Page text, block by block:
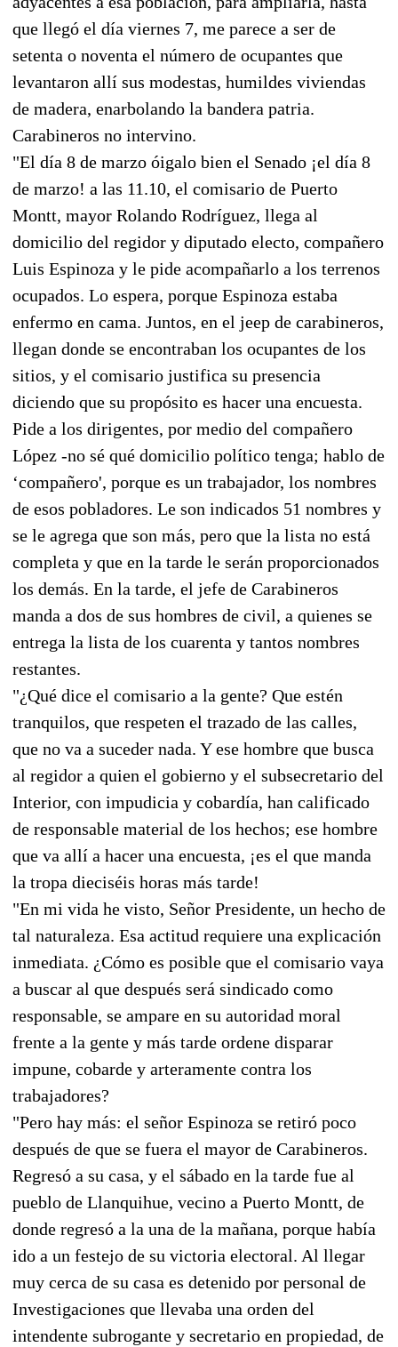
que llegó el día viernes 7, me parece a ser de
setenta o noventa el número de ocupantes que
levantaron allí sus modestas, humildes viviendas
de madera, enarbolando la bandera patria.
Carabineros no intervino.
"El día 8 de marzo óigalo bien el Senado ¡el día 8
de marzo! a las 11.10, el comisario de Puerto
Montt, mayor Rolando Rodríguez, llega al
domicilio del regidor y diputado electo, compañero
Luis Espinoza y le pide acompañarlo a los terrenos
ocupados. Lo espera, porque Espinoza estaba
enfermo en cama. Juntos, en el jeep de carabineros,
llegan donde se encontraban los ocupantes de los
sitios, y el comisario justifica su presencia
diciendo que su propósito es hacer una encuesta.
Pide a los dirigentes, por medio del compañero
López -no sé qué domicilio político tenga; hablo de
‘compañero', porque es un trabajador, los nombres
de esos pobladores. Le son indicados 51 nombres y
se le agrega que son más, pero que la lista no está
completa y que en la tarde le serán proporcionados
los demás. En la tarde, el jefe de Carabineros
manda a dos de sus hombres de civil, a quienes se
entrega la lista de los cuarenta y tantos nombres
restantes.
"¿Qué dice el comisario a la gente? Que estén
tranquilos, que respeten el trazado de las calles,
que no va a suceder nada. Y ese hombre que busca
al regidor a quien el gobierno y el subsecretario del
Interior, con impudicia y cobardía, han calificado
de responsable material de los hechos; ese hombre
que va allí a hacer una encuesta, ¡es el que manda
la tropa dieciséis horas más tarde!
"En mi vida he visto, Señor Presidente, un hecho de
tal naturaleza. Esa actitud requiere una explicación
inmediata. ¿Cómo es posible que el comisario vaya
a buscar al que después será sindicado como
responsable, se ampare en su autoridad moral
frente a la gente y más tarde ordene disparar
impune, cobarde y arteramente contra los
trabajadores?
"Pero hay más: el señor Espinoza se retiró poco
después de que se fuera el mayor de Carabineros.
Regresó a su casa, y el sábado en la tarde fue al
pueblo de Llanquihue, vecino a Puerto Montt, de
donde regresó a la una de la mañana, porque había
ido a un festejo de su victoria electoral. Al llegar
muy cerca de su casa es detenido por personal de
Investigaciones que llevaba una orden del
intendente subrogante y secretario en propiedad, de